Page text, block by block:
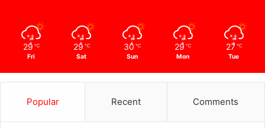
29 ℃
Fri
29 ℃
Sat
30 ℃
Sun
29 ℃
Mon
27 ℃
Tue
Popular Recent Comments